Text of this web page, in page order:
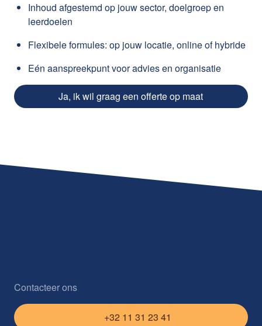
Inhoud afgestemd op jouw sector, doelgroep en
leerdoelen
Flexibele formules: op jouw locatie, online of hybride
Eén aanspreekpunt voor advies en organisatie
Ja, ik wil graag een offerte op maat
Contacteer ons
+32 11 31 23 41